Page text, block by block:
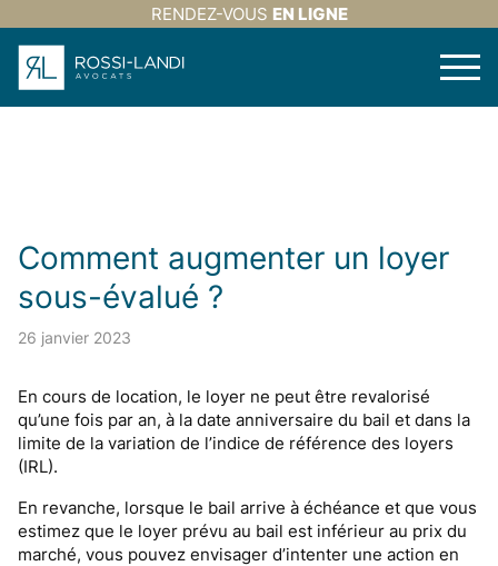
RENDEZ-VOUS EN LIGNE
Comment augmenter un loyer
sous-évalué ?
26 janvier 2023
En cours de location, le loyer ne peut être revalorisé
qu’une fois par an, à la date anniversaire du bail et dans la
limite de la variation de l’indice de référence des loyers
(IRL).
En revanche, lorsque le bail arrive à échéance et que vous
estimez que le loyer prévu au bail est inférieur au prix du
marché, vous pouvez envisager d’intenter une action en